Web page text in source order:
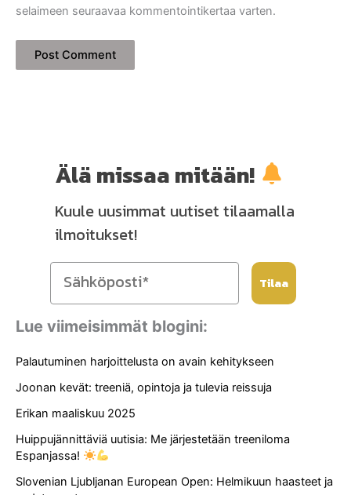
selaimeen seuraavaa kommentointikertaa varten.
Älä missaa mitään!
Kuule uusimmat uutiset tilaamalla
ilmoitukset!
Tilaa
Lue viimeisimmät blogini:
Palautuminen harjoittelusta on avain kehitykseen
Joonan kevät: treeniä, opintoja ja tulevia reissuja
Erikan maaliskuu 2025
Huippujännittäviä uutisia: Me järjestetään treeniloma
Espanjassa!
Slovenian Ljubljanan European Open: Helmikuun haasteet ja